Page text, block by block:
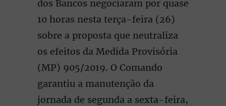
dos Bancos negociaram por quase
10 horas nesta terça-feira (26)
sobre a proposta que neutraliza
os efeitos da Medida Provisória
(MP) 905/2019. O Comando
garantiu a manutenção da
jornada de segunda a sexta-feira,